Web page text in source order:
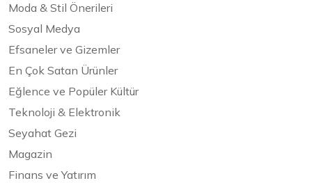
Moda & Stil Önerileri
Sosyal Medya
Efsaneler ve Gizemler
En Çok Satan Ürünler
Eğlence ve Popüler Kültür
Teknoloji & Elektronik
Seyahat Gezi
Magazin
Finans ve Yatırım